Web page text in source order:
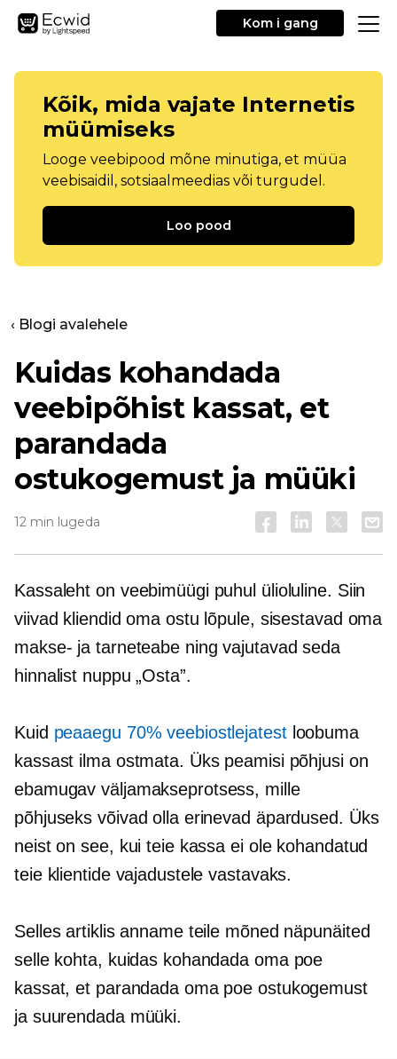
Kom i gang
Kõik, mida vajate Internetis
müümiseks
Looge veebipood mõne minutiga, et müüa
veebisaidil, sotsiaalmeedias või turgudel.
Loo pood
‹ Blogi avalehele
Kuidas kohandada
veebipõhist kassat, et
parandada
ostukogemust ja müüki
12 min lugeda
Kassaleht on veebimüügi puhul ülioluline. Siin
viivad kliendid oma ostu lõpule, sisestavad oma
makse- ja tarneteabe ning vajutavad seda
hinnalist nuppu „Osta”.
Kuid peaaegu 70% veebiostlejatestloobuma
kassast ilma ostmata. Üks peamisi põhjusi on
ebamugav väljamakseprotsess, mille
põhjuseks võivad olla erinevad äpardused. Üks
neist on see, kui teie kassa ei ole kohandatud
teie klientide vajadustele vastavaks.
Selles artiklis anname teile mõned näpunäited
selle kohta, kuidas kohandada oma poe
kassat, et parandada oma poe ostukogemust
ja suurendada müüki.